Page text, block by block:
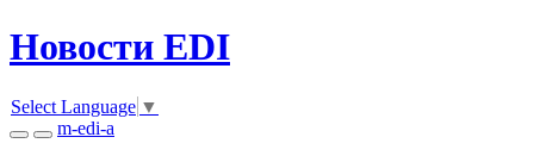
Новости EDI
Select Language ▼
m-edi-a